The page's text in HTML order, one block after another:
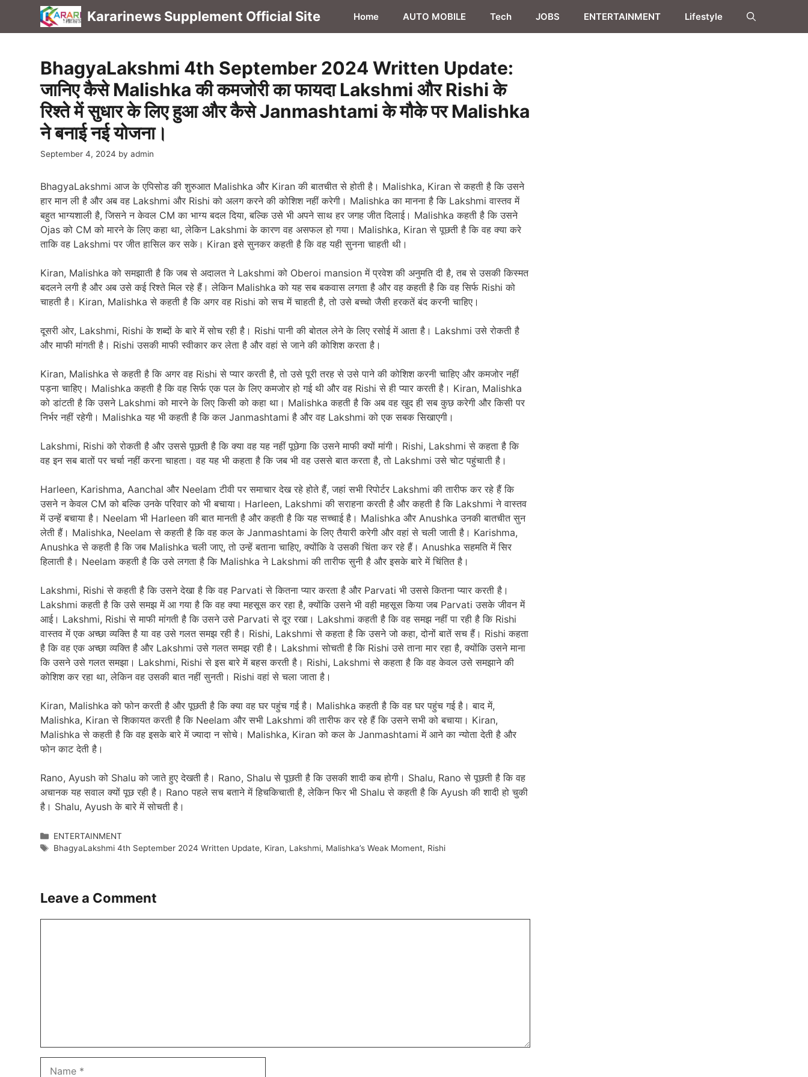
content
Kararinews Supplement Official Site Home AUTO MOBILE Tech JOBS ENTERTAINMENT Lifestyle
BhagyaLakshmi 4th September 2024 Written Update:
जानिए कैसे Malishka की कमजोरी का फायदा Lakshmi और Rishi के
रिश्ते में सुधार के लिए हुआ और कैसे Janmashtami के मौके पर Malishka
ने बनाई नई योजना।
September 4, 2024 by admin
BhagyaLakshmi आज के एपिसोड की शुरुआत Malishka और Kiran की बातचीत से होती है। Malishka, Kiran से कहती है कि उसने
हार मान ली है और अब वह Lakshmi और Rishi को अलग करने की कोशिश नहीं करेगी। Malishka का मानना है कि Lakshmi वास्तव में
बहुत भाग्यशाली है, जिसने न केवल CM का भाग्य बदल दिया, बल्कि उसे भी अपने साथ हर जगह जीत दिलाई। Malishka कहती है कि उसने
Ojas को CM को मारने के लिए कहा था, लेकिन Lakshmi के कारण वह असफल हो गया। Malishka, Kiran से पूछती है कि वह क्या करे
ताकि वह Lakshmi पर जीत हासिल कर सके। Kiran इसे सुनकर कहती है कि वह यही सुनना चाहती थी।
Kiran, Malishka को समझाती है कि जब से अदालत ने Lakshmi को Oberoi mansion में प्रवेश की अनुमति दी है, तब से उसकी किस्मत
बदलने लगी है और अब उसे कई रिश्ते मिल रहे हैं। लेकिन Malishka को यह सब बकवास लगता है और वह कहती है कि वह सिर्फ Rishi को
चाहती है। Kiran, Malishka से कहती है कि अगर वह Rishi को सच में चाहती है, तो उसे बच्चो जैसी हरकतें बंद करनी चाहिए।
दूसरी ओर, Lakshmi, Rishi के शब्दों के बारे में सोच रही है। Rishi पानी की बोतल लेने के लिए रसोई में आता है। Lakshmi उसे रोकती है
और माफी मांगती है। Rishi उसकी माफी स्वीकार कर लेता है और वहां से जाने की कोशिश करता है।
Kiran, Malishka से कहती है कि अगर वह Rishi से प्यार करती है, तो उसे पूरी तरह से उसे पाने की कोशिश करनी चाहिए और कमजोर नहीं
पड़ना चाहिए। Malishka कहती है कि वह सिर्फ एक पल के लिए कमजोर हो गई थी और वह Rishi से ही प्यार करती है। Kiran, Malishka
को डांटती है कि उसने Lakshmi को मारने के लिए किसी को कहा था। Malishka कहती है कि अब वह खुद ही सब कुछ करेगी और किसी पर
निर्भर नहीं रहेगी। Malishka यह भी कहती है कि कल Janmashtami है और वह Lakshmi को एक सबक सिखाएगी।
Lakshmi, Rishi को रोकती है और उससे पूछती है कि क्या वह यह नहीं पूछेगा कि उसने माफी क्यों मांगी। Rishi, Lakshmi से कहता है कि
वह इन सब बातों पर चर्चा नहीं करना चाहता। वह यह भी कहता है कि जब भी वह उससे बात करता है, तो Lakshmi उसे चोट पहुंचाती है।
Harleen, Karishma, Aanchal और Neelam टीवी पर समाचार देख रहे होते हैं, जहां सभी रिपोर्टर Lakshmi की तारीफ कर रहे हैं कि
उसने न केवल CM को बल्कि उनके परिवार को भी बचाया। Harleen, Lakshmi की सराहना करती है और कहती है कि Lakshmi ने वास्तव
में उन्हें बचाया है। Neelam भी Harleen की बात मानती है और कहती है कि यह सच्चाई है। Malishka और Anushka उनकी बातचीत सुन
लेती हैं। Malishka, Neelam से कहती है कि वह कल के Janmashtami के लिए तैयारी करेगी और वहां से चली जाती है। Karishma,
Anushka से कहती है कि जब Malishka चली जाए, तो उन्हें बताना चाहिए, क्योंकि वे उसकी चिंता कर रहे हैं। Anushka सहमति में सिर
हिलाती है। Neelam कहती है कि उसे लगता है कि Malishka ने Lakshmi की तारीफ सुनी है और इसके बारे में चिंतित है।
Lakshmi, Rishi से कहती है कि उसने देखा है कि वह Parvati से कितना प्यार करता है और Parvati भी उससे कितना प्यार करती है।
Lakshmi कहती है कि उसे समझ में आ गया है कि वह क्या महसूस कर रहा है, क्योंकि उसने भी वही महसूस किया जब Parvati उसके जीवन में
आई। Lakshmi, Rishi से माफी मांगती है कि उसने उसे Parvati से दूर रखा। Lakshmi कहती है कि वह समझ नहीं पा रही है कि Rishi
वास्तव में एक अच्छा व्यक्ति है या वह उसे गलत समझ रही है। Rishi, Lakshmi से कहता है कि उसने जो कहा, दोनों बातें सच हैं। Rishi कहता
है कि वह एक अच्छा व्यक्ति है और Lakshmi उसे गलत समझ रही है। Lakshmi सोचती है कि Rishi उसे ताना मार रहा है, क्योंकि उसने माना
कि उसने उसे गलत समझा। Lakshmi, Rishi से इस बारे में बहस करती है। Rishi, Lakshmi से कहता है कि वह केवल उसे समझाने की
कोशिश कर रहा था, लेकिन वह उसकी बात नहीं सुनती। Rishi वहां से चला जाता है।
Kiran, Malishka को फोन करती है और पूछती है कि क्या वह घर पहुंच गई है। Malishka कहती है कि वह घर पहुंच गई है। बाद में,
Malishka, Kiran से शिकायत करती है कि Neelam और सभी Lakshmi की तारीफ कर रहे हैं कि उसने सभी को बचाया। Kiran,
Malishka से कहती है कि वह इसके बारे में ज्यादा न सोचे। Malishka, Kiran को कल के Janmashtami में आने का न्योता देती है और
फोन काट देती है।
Rano, Ayush को Shalu को जाते हुए देखती है। Rano, Shalu से पूछती है कि उसकी शादी कब होगी। Shalu, Rano से पूछती है कि वह
अचानक यह सवाल क्यों पूछ रही है। Rano पहले सच बताने में हिचकिचाती है, लेकिन फिर भी Shalu से कहती है कि Ayush की शादी हो चुकी
है। Shalu, Ayush के बारे में सोचती है।
Categories
ENTERTAINMENT
Tags
BhagyaLakshmi 4th September 2024 Written Update, Kiran, Lakshmi, Malishka’s Weak Moment, Rishi
Leave a Comment